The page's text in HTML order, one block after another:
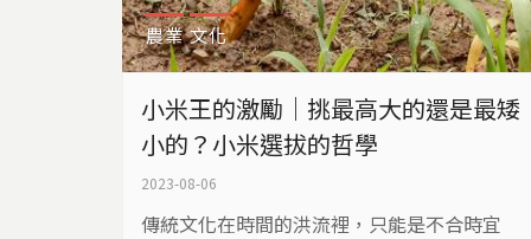
農業 文化
小米王的激勵｜挑最高大的還是最矮
小的？小米選拔的哲學
2023-08-06
傳統文化在時間的洪流裡，只能是不合時宜